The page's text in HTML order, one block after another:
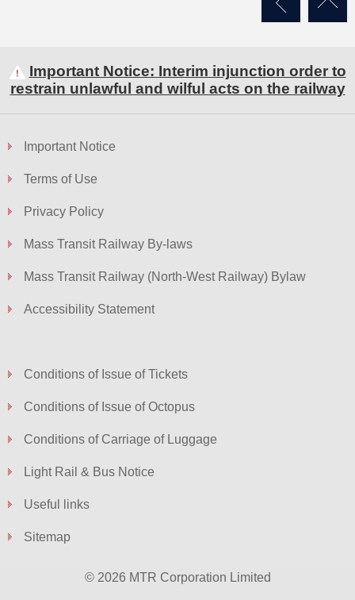
Important Notice: Interim injunction order to
restrain unlawful and wilful acts on the railway
Important Notice
Terms of Use
Privacy Policy
Mass Transit Railway By-laws
Mass Transit Railway (North-West Railway) Bylaw
Accessibility Statement
Conditions of Issue of Tickets
Conditions of Issue of Octopus
Conditions of Carriage of Luggage
Light Rail & Bus Notice
Useful links
Sitemap
© 2026 MTR Corporation Limited